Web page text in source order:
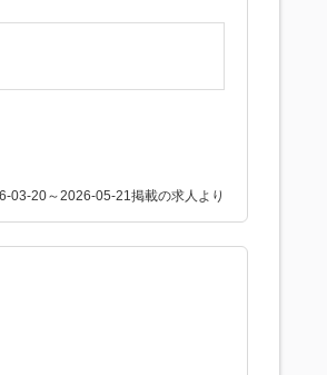
03-20～2026-05-21掲載の求人より